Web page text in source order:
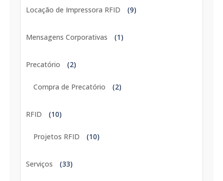
Locação de Impressora RFID (9)
Mensagens Corporativas (1)
Precatório (2)
Compra de Precatório (2)
RFID (10)
Projetos RFID (10)
Serviços (33)